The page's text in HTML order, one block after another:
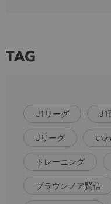
TAG
J1リーグ J1
Jリーグ い
トレーニング
ブラウンノア賢信